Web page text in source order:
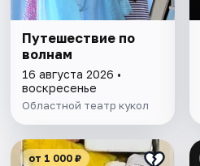
Путешествие по
волнам
16 августа 2026 •
воскресенье
Областной театр кукол
от 1 000 ₽